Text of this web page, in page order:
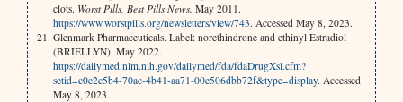
clots. Worst Pills, Best Pills News. May 2011.
https://www.worstpills.org/newsletters/view/743. Accessed May 8, 2023.
Glenmark Pharmaceuticals. Label: norethindrone and ethinyl Estradiol
(BRIELLYN). May 2022.
https://dailymed.nlm.nih.gov/dailymed/fda/fdaDrugXsl.cfm?
setid=c0e2c5b4-70ac-4b41-aa71-00e506dbb72f&type=display. Accessed
May 8, 2023.